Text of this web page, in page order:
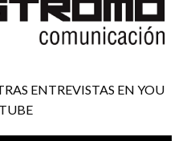
ENTREVISTAS EN YOU
TUBE